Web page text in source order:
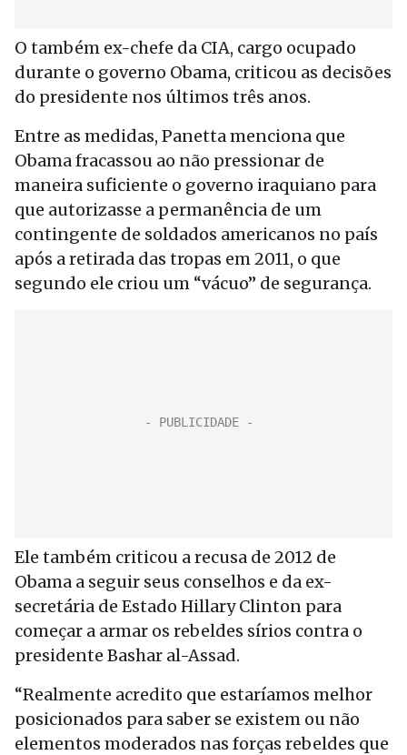
O também ex-chefe da CIA, cargo ocupado
durante o governo Obama, criticou as decisões
do presidente nos últimos três anos.
Entre as medidas, Panetta menciona que
Obama fracassou ao não pressionar de
maneira suficiente o governo iraquiano para
que autorizasse a permanência de um
contingente de soldados americanos no país
após a retirada das tropas em 2011, o que
segundo ele criou um “vácuo” de segurança.
Ele também criticou a recusa de 2012 de
Obama a seguir seus conselhos e da ex-
secretária de Estado Hillary Clinton para
começar a armar os rebeldes sírios contra o
presidente Bashar al-Assad.
“Realmente acredito que estaríamos melhor
posicionados para saber se existem ou não
elementos moderados nas forças rebeldes que